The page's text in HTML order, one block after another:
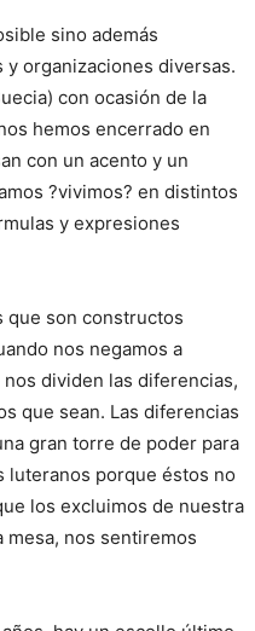
sino además
organizaciones diversas.
con ocasión de la
hemos encerrado en
con un acento y un
?vivimos? en distintos
y expresiones
que son constructos
nos negamos a
dividen las diferencias,
que sean. Las diferencias
gran torre de poder para
luteranos porque éstos no
los excluimos de nuestra
mesa, nos sentiremos